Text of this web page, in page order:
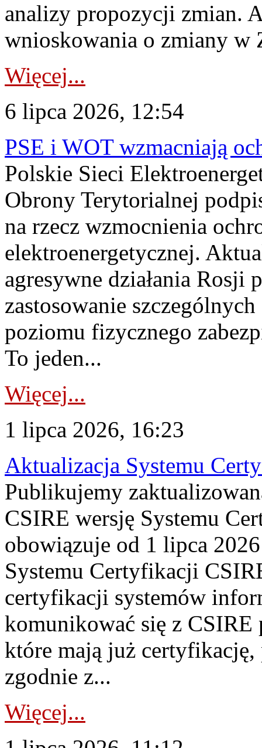
analizy propozycji zmian.
wnioskowania o zmiany w
Więcej...
6 lipca 2026, 12:54
PSE i WOT wzmacniają
Polskie Sieci
Obrony Terytorialnej
na rzecz wzmocnienia
elektroenergetycznej.
agresywne działania Rosji
zastosowanie
poziomu fizycznego
To jeden...
Więcej...
1 lipca 2026, 16:23
Aktualizacja Systemu
Publikujemy
CSIRE wersję Systemu
obowiązuje od 1 lipca
Systemu Certyfikacji
certyfikacji systemów
komunikować się z
które mają już
zgodnie z...
Więcej...